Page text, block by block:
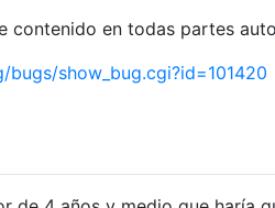
contenido en todas partes
show_bug.cgi?id=101420